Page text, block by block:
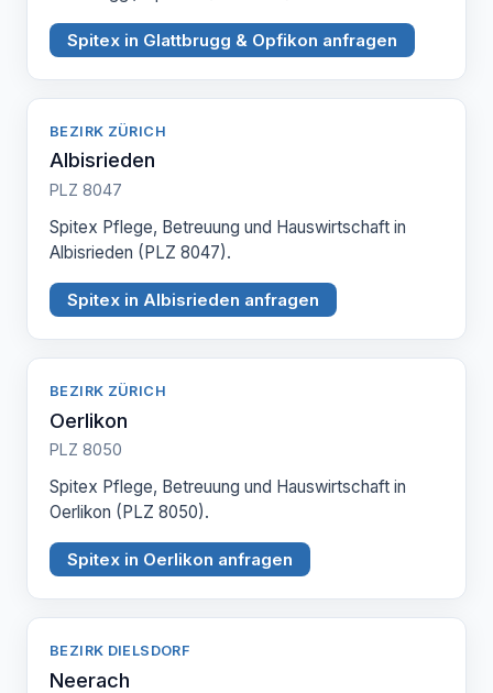
Spitex in Glattbrugg & Opfikon anfragen
BEZIRK ZÜRICH
Albisrieden
PLZ 8047
Spitex Pflege, Betreuung und Hauswirtschaft in
Albisrieden (PLZ 8047).
Spitex in Albisrieden anfragen
BEZIRK ZÜRICH
Oerlikon
PLZ 8050
Spitex Pflege, Betreuung und Hauswirtschaft in
Oerlikon (PLZ 8050).
Spitex in Oerlikon anfragen
BEZIRK DIELSDORF
Neerach